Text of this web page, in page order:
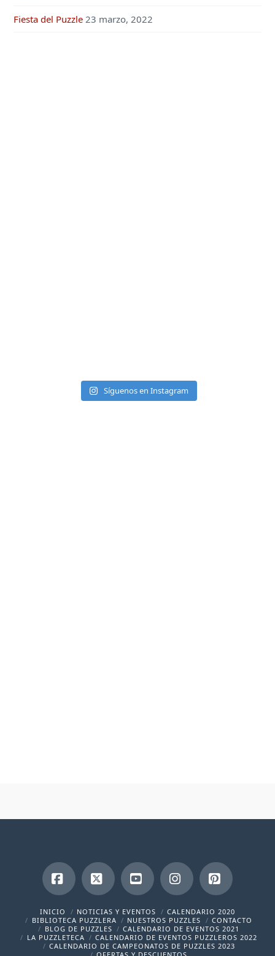
Fiesta del Puzzle 23 marzo, 2022
Síguenos en Instagram
Facebook
X YouTubeInstagramPinterest
INICIO NOTICIAS Y EVENTOS
CALENDARIO 2020
BIBLIOTECA PUZZLERA
NUESTROS PUZZLES
CONTACTO
BLOG DE PUZZLES
CALENDARIO DE EVENTOS 2021
LA PUZZLETECA
CALENDARIO DE EVENTOS PUZZLEROS 2022
CALENDARIO DE CAMPEONATOS DE PUZZLES 2023